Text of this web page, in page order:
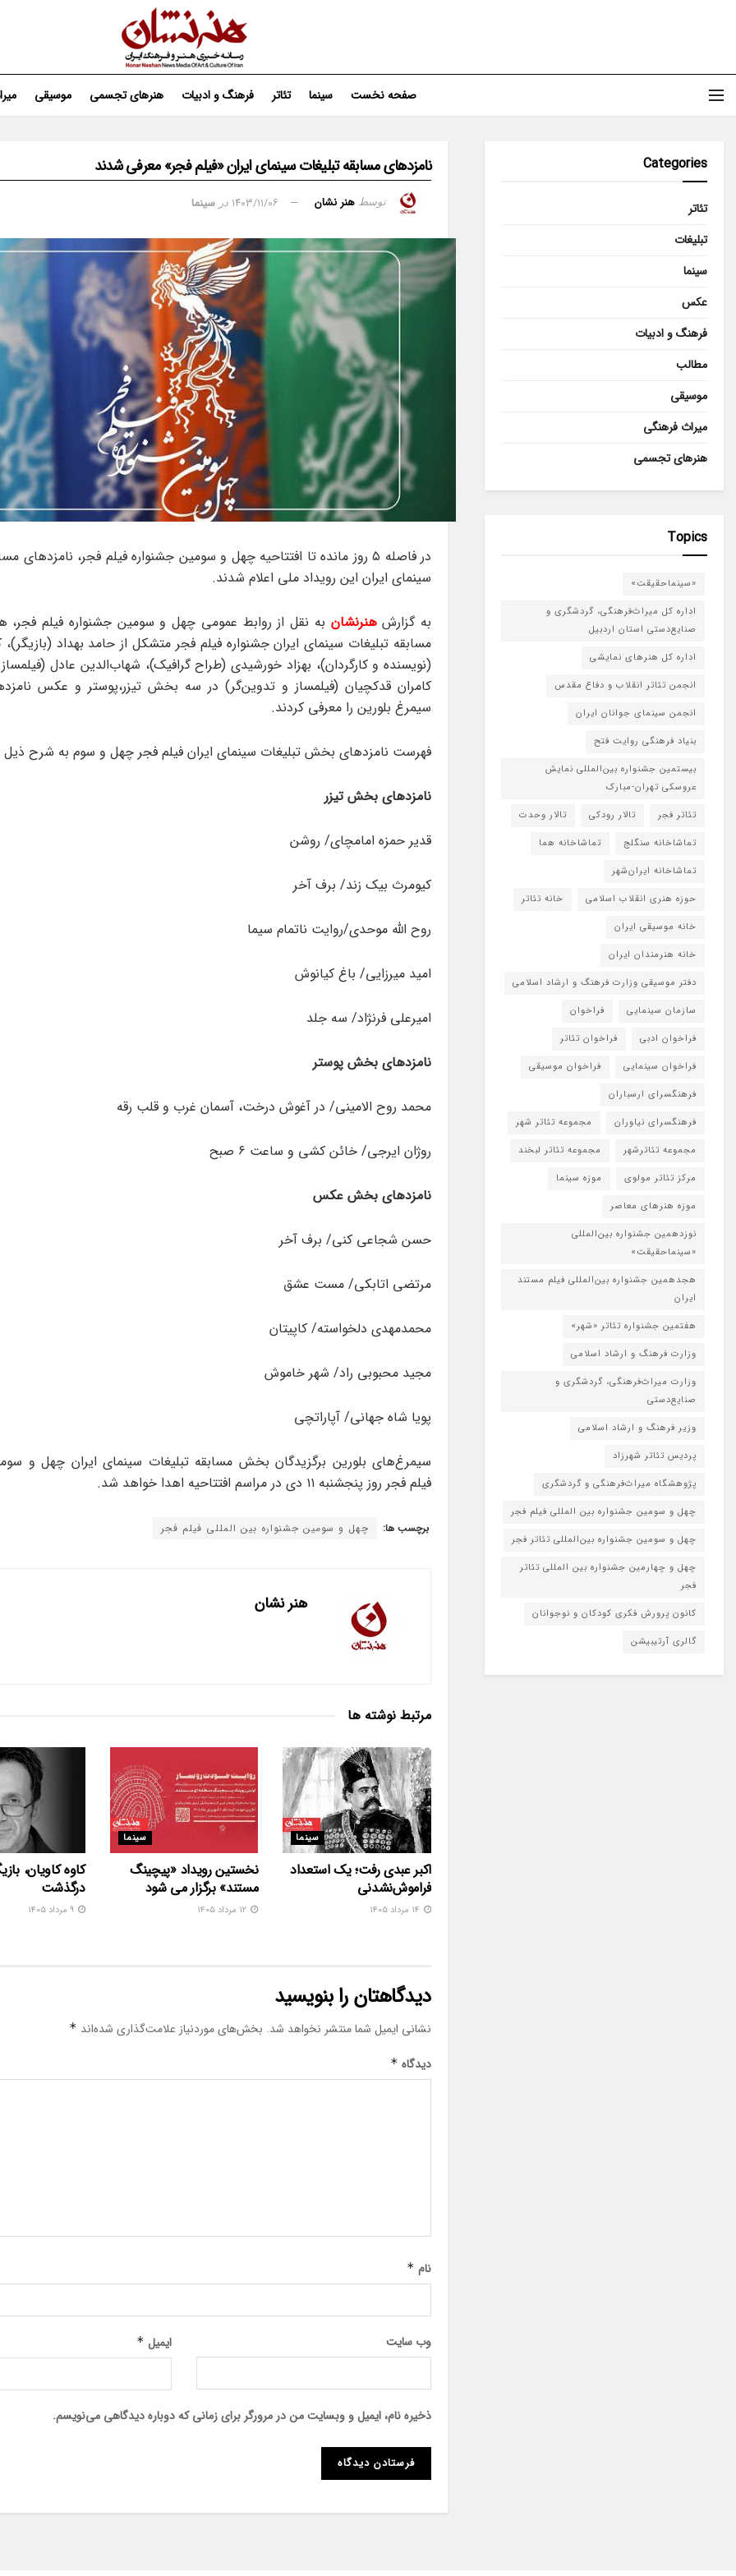
صفحه نخست سینما تئاتر فرهنگ و ادبیات هنرهای تجسمی موسیقی
نامزدهای مسابقه تبلیغات سینمای ایران «فیلم فجر» معرفی شدند
توسط هنر نشان ۱۴۰۳/۱۱/۰۶ در سینما
در فاصله ۵ روز مانده تا افتتاحیه چهل و سومین جشنواره فیلم فجر، نامزدهای
سینمای ایران این رویداد ملی اعلام شدند.
به گزارشهنرنشان به نقل از روابط عمومی چهل و سومین جشنواره فیلم فجر،
مسابقه تبلیغات سینمای ایران جشنواره فیلم فجر متشکل از حامد بهداد (بازیگر)،
(نویسنده و کارگردان)، بهزاد خورشیدی (طراح گرافیک)، شهاب‌الدین عادل
کامران قدکچیان (فیلمساز و تدوین‌گر) در سه بخش تیزر،پوستر و عکس
سیمرغ بلورین را معرفی کردند.
فهرست نامزدهای بخش تبلیغات سینمای ایران فیلم فجر چهل و سوم به شرح
نامزدهای بخش تیزر
قدیر حمزه امامچای/ روشن
کیومرث بیک زند/ برف آخر
روح الله موحدی/روایت ناتمام سیما
امید میرزایی/ باغ کیانوش
امیرعلی فرنژاد/ سه جلد
نامزدهای بخش پوستر
محمد روح الامینی/ در آغوش درخت، آسمان غرب و قلب رقه
روژان ایرجی/ خائن کشی و ساعت ۶ صبح
نامزدهای بخش عکس
حسن شجاعی کنی/ برف آخر
مرتضی اتابکی/ مست عشق
محمدمهدی دلخواسته/ کاپیتان
مجید محبوبی راد/ شهر خاموش
پویا شاه جهانی/ آپاراتچی
سیمرغ‌های بلورین برگزیدگان بخش مسابقه تبلیغات سینمای ایران چهل و
فیلم فجر روز پنجشنبه ۱۱ دی در مراسم افتتاحیه اهدا خواهد شد.
برچسب ها: چهل و سومین جشنواره بین المللی فیلم فجر
هنر نشان
مرتبط نوشته ها
سینما
اکبر عبدی رفت؛ یک استعداد
فراموش‌نشدنی
سینما
نخستین رویداد «پیچینگ
مستند» برگزار می شود
کاوه کاویان،
درگذشت
۹ مرداد ۱۴۰۵
دیدگاهتان را بنویسید
نشانی ایمیل شما منتشر نخواهد شد. بخش‌های موردنیاز علامت‌گذاری شده‌اند *
دیدگاه *
نام *
ایمیل * وب‌ سایت
ذخیره نام، ایمیل و وبسایت من در مرورگر برای زمانی که دوباره دیدگاهی می‌نویسم.
Categories
تئاتر
تبلیغات
سینما
عکس
فرهنگ و ادبیات
مطالب
موسیقی
میراث فرهنگی
هنرهای تجسمی
Topics
«سینماحقیقت»
اداره کل میراث‌فرهنگی، گردشگری و
صنایع‌دستی استان اردبیل
اداره کل هنرهای نمایشی
انجمن تئاتر انقلاب و دفاع مقدس
انجمن سینمای جوانان ایران
بنیاد فرهنگی روایت فتح
بیستمین جشنواره بین‌المللی نمایش
عروسکی تهران-مبارک
تئاتر فجر
تالار رودکی
تالار وحدت
تماشاخانه سنگلج
تماشاخانه هما
تماشاخانه‌ ایران‌شهر
حوزه هنری انقلاب اسلامی
خانه تئاتر
خانه موسیقی ایران
خانه هنرمندان ایران
دفتر موسیقی وزارت فرهنگ و ارشاد اسلامی
سازمان سینمایی
فراخوان
فراخوان ادبی
فراخوان تئاتر
فراخوان سینمایی
فراخوان موسیقی
فرهنگسرای ارسباران
فرهنگسرای نیاوران
مجموعه تئاتر شهر
مجموعه تئاترشهر
مجموعه تئاتر لبخند
مرکز تئاتر مولوی
موزه سینما
موزه هنرهای معاصر
نوزدهمین جشنواره بین‌المللی
«سینماحقیقت»
هجدهمین جشنواره بین‌المللی فیلم مستند
ایران
هفتمین جشنواره تئاتر «شهر»
وزارت فرهنگ و ارشاد اسلامی
وزارت میراث‌فرهنگی، گردشگری و
صنایع‌دستی
وزیر فرهنگ و ارشاد اسلامی
پردیس تئاتر شهرزاد
پژوهشگاه میراث‌فرهنگی و گردشگری
چهل و سومین جشنواره بین المللی فیلم فجر
چهل و سومین جشنواره بین‌المللی تئاتر فجر
چهل و چهارمین جشنواره بین المللی تئاتر
فجر
کانون پرورش فکری کودکان و نوجوانان
گالری آرتیبیشن